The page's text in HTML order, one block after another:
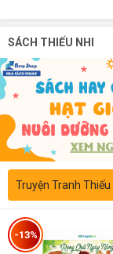
SÁCH THIẾU NHI
Truyện Tranh Thiếu
-13%